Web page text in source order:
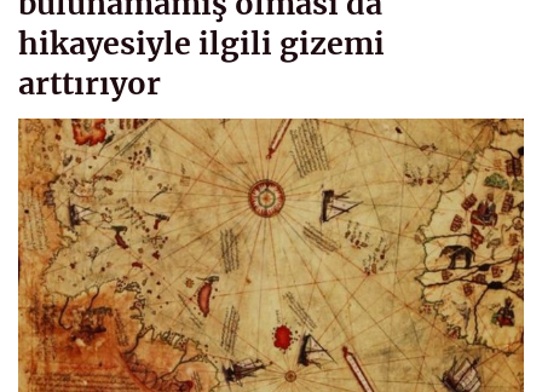
hikayesiyle ilgili gizemi
arttırıyor